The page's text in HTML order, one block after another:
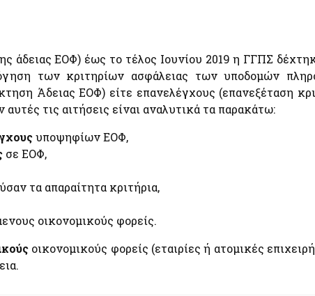
άδειας ΕΟΦ) έως το τέλος Ιουνίου 2019 η ΓΓΠΣ
των κριτηρίων ασφάλειας των υποδομών
Άδειας ΕΟΦ) είτε επανελέγχους (επανεξέταση
τις αιτήσεις είναι αναλυτικά τα παρακάτω:
υποψηφίων ΕΟΦ,
σε ΕΟΦ,
τα απαραίτητα κριτήρια,
οικονομικούς φορείς.
οικονομικούς φορείς (εταιρίες ή ατομικές